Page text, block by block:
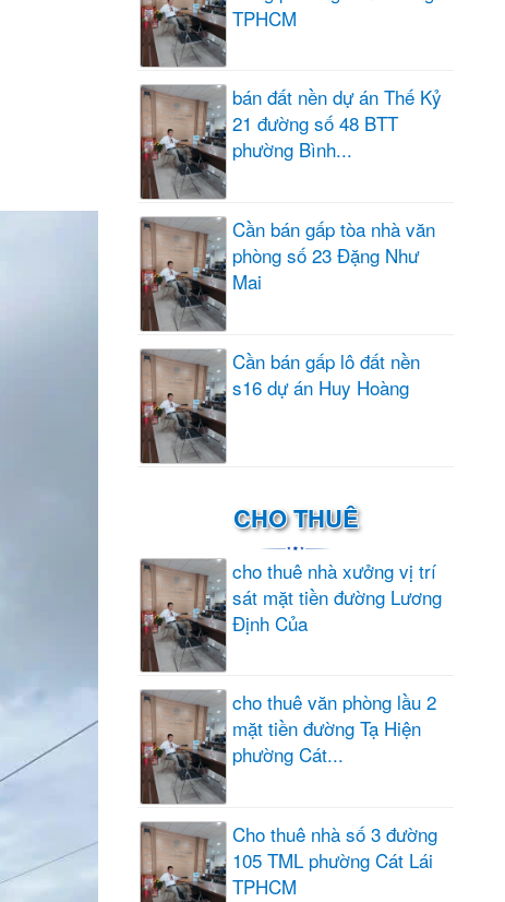
TPHCM
bán đất nền dự án Thế Kỷ
21 đường số 48 BTT
phường Bình...
Cần bán gấp tòa nhà văn
phòng số 23 Đặng Như
Mai
Cần bán gấp lô đất nền
s16 dự án Huy Hoàng
CHO THUÊ
cho thuê nhà xưởng vị trí
sát mặt tiền đường Lương
Định Của
cho thuê văn phòng lầu 2
mặt tiền đường Tạ Hiện
phường Cát...
Cho thuê nhà số 3 đường
105 TML phường Cát Lái
TPHCM